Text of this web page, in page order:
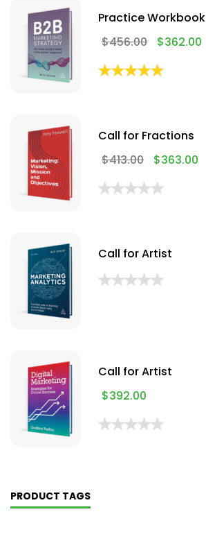
Practice Workbook
$456.00 $362.00
Call for Fractions
$413.00 $363.00
Call for Artist
Call for Artist
$392.00
PRODUCT TAGS